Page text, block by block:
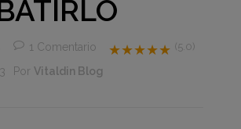
1 Comentario ★★★★★ (5.0)
Por Vitaldin Blog